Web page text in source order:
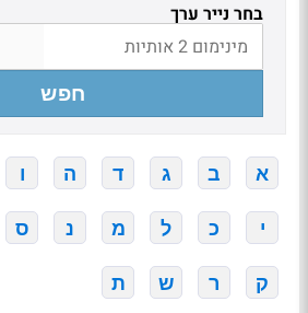
בחר נייר ערך
חפש
א ב ג ד ה ו
י כ ל מ נ ס
ק ר ש ת